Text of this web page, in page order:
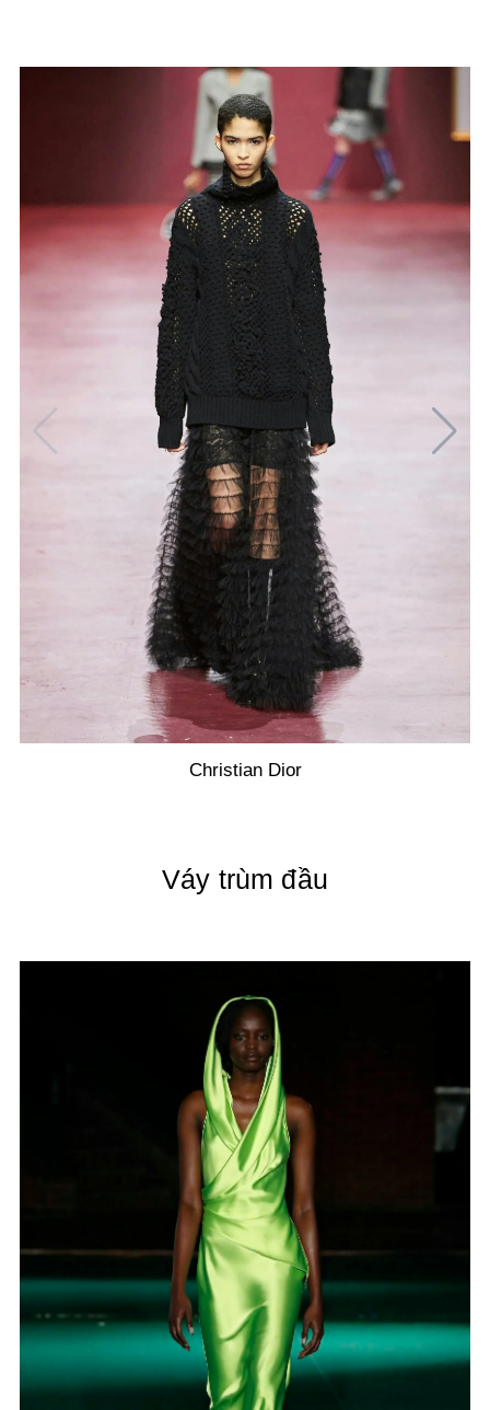
Christian Dior
Váy trùm đầu